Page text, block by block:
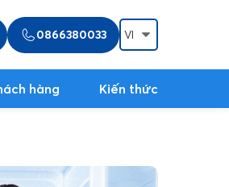
0866380033
hàng Kiến thức